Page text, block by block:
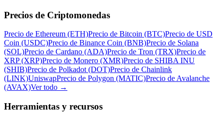
Precios de Criptomonedas
Precio de Ethereum (ETH)Precio de Bitcoin (BTC)Precio de USD
Coin (USDC)Precio de Binance Coin (BNB)Precio de Solana
(SOL)Precio de Cardano (ADA)Precio de Tron (TRX)Precio de
XRP (XRP)Precio de Monero (XMR)Precio de SHIBA INU
(SHIB)Precio de Polkadot (DOT)Precio de Chainlink
(LINK)UniswapPrecio de Polygon (MATIC)Precio de Avalanche
(AVAX)Ver todo →
Herramientas y recursos